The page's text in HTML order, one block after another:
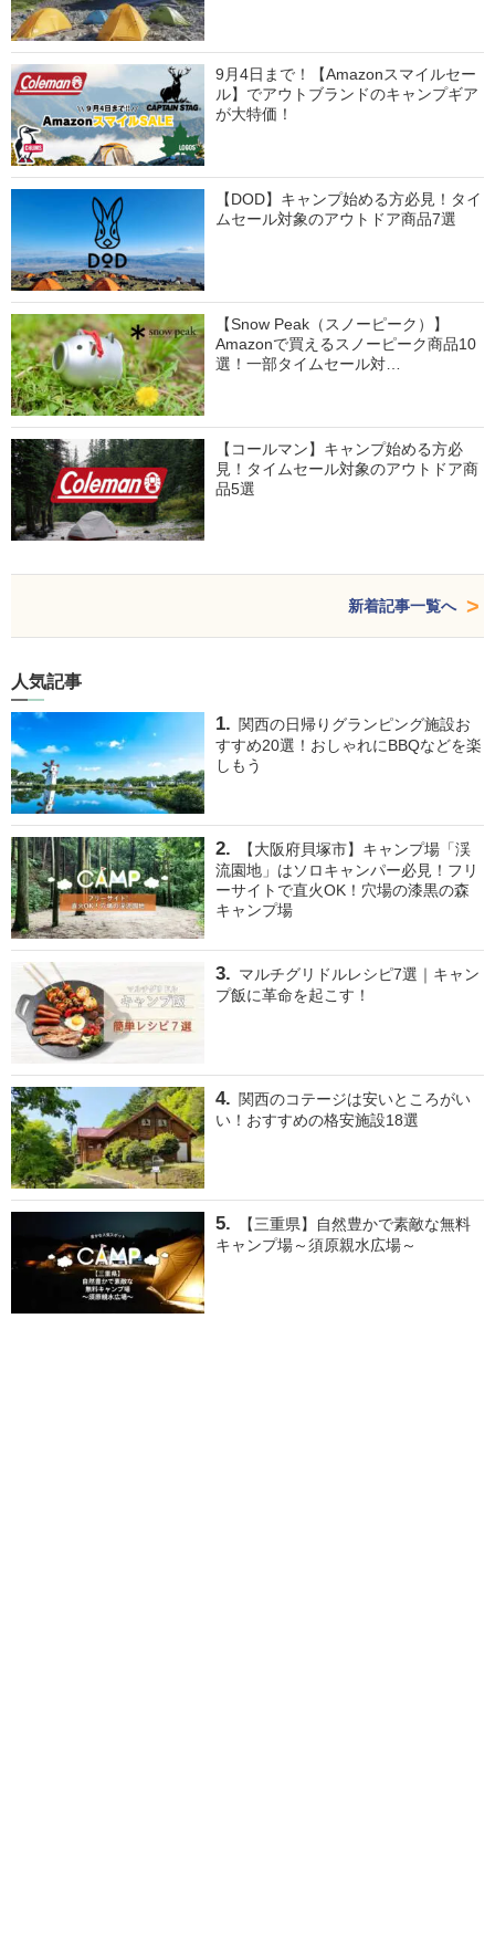
9月4日まで！【Amazonスマイルセー
ル】でアウトブランドのキャンプギア
が大特価！
【DOD】キャンプ始める方必見！タイ
ムセール対象のアウトドア商品7選
【Snow Peak（スノーピーク）】
Amazonで買えるスノーピーク商品10
選！一部タイムセール対…
【コールマン】キャンプ始める方必
見！タイムセール対象のアウトドア商
品5選
新着記事一覧へ
人気記事
関西の日帰りグランピング施設お
すすめ20選！おしゃれにBBQなどを楽
しもう
【大阪府貝塚市】キャンプ場「渓
流園地」はソロキャンパー必見！フリ
ーサイトで直火OK！穴場の漆黒の森
キャンプ場
マルチグリドルレシピ7選｜キャン
プ飯に革命を起こす！
関西のコテージは安いところがい
い！おすすめの格安施設18選
【三重県】自然豊かで素敵な無料
キャンプ場～須原親水広場～